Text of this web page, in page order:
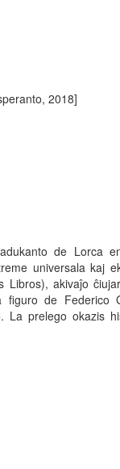
2018]
de Lorca
universala kaj
akivaĵo
figuro de Federico
La prelego okazis